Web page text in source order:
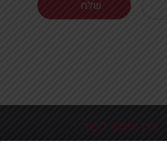
צרו איתנו קשר